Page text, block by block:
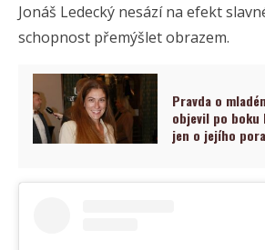
Jonáš Ledecký nesází na efekt
schopnost přemýšlet obrazem.
Pravda o
objevil po boku
jen o jejího